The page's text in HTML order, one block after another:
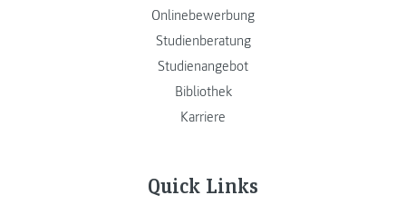
Onlinebewerbung
Studienberatung
Studienangebot
Bibliothek
Karriere
Quick Links